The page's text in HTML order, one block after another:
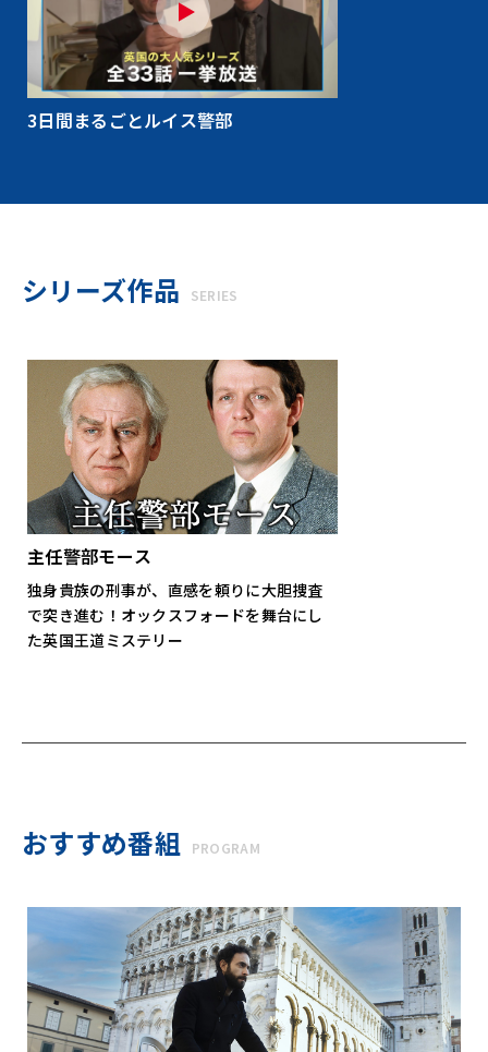
3日間まるごとルイス警部
シリーズ作品 SERIES
主任警部モース
独身貴族の刑事が、直感を頼りに大胆捜査
で突き進む！オックスフォードを舞台にし
た英国王道ミステリー
おすすめ番組 PROGRAM